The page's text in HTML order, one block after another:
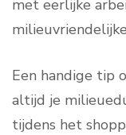
met eerlijke
Een handige tip
altijd je
tijdens het